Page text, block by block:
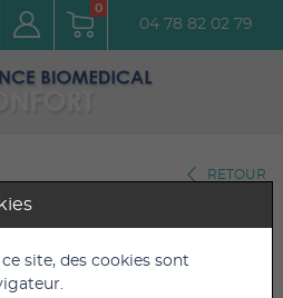
0
04 78 82 02 79
RETOUR
Bleu
site, des cookies sont